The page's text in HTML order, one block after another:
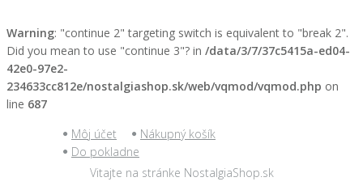
Warning: "continue 2" targeting switch is equivalent to "break 2".
Did you mean to use "continue 3"? in /data/3/7/37c5415a-ed04-
42e0-97e2-
234633cc812e/nostalgiashop.sk/web/vqmod/vqmod.php on
line 687
Môj účet
Nákupný košík
Do pokladne
Vitajte na stránke NostalgiaShop.sk